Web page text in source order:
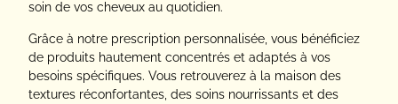
soin de vos cheveux au quotidien.
Grâce à notre prescription personnalisée, vous bénéficiez
de produits hautement concentrés et adaptés à vos
besoins spécifiques. Vous retrouverez à la maison des
textures réconfortantes, des soins nourrissants et des